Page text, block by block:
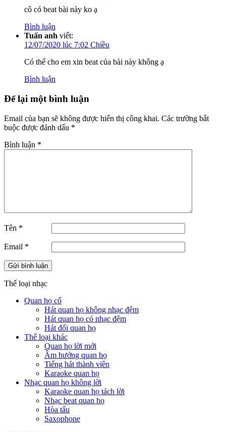
cô có beat bài này ko ạ
Bình luận
Tuấn anh viết:
12/07/2020 lúc 7:02 Chiều
Có thể cho em xin beat của bài này không ạ
Bình luận
Để lại một bình luận
Email của bạn sẽ không được hiển thị công khai. Các trường bắt
buộc được đánh dấu *
Bình luận *
Tên *
Email *
Thế loại nhạc
Quan họ cổ
Hát quan họ không nhạc đệm
Hát quan họ có nhạc đệm
Hát đối quan họ
Thể loại khác
Quan họ lời mới
Âm hưởng quan họ
Tiếng hát thành viên
Karaoke quan họ
Nhạc quan họ không lời
Karaoke quan họ tách lời
Nhạc beat quan họ
Hòa tấu
Saxophone